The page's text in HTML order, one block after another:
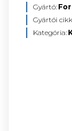
Gyártó:
Gyártói
Kategória: